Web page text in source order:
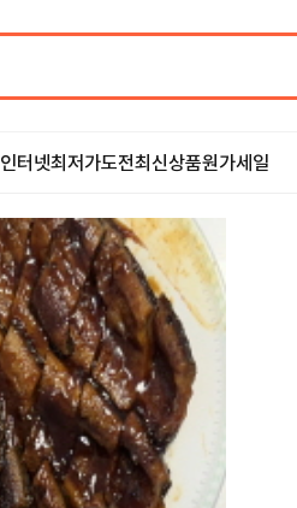
인터넷최저가도전최신상품원가세일